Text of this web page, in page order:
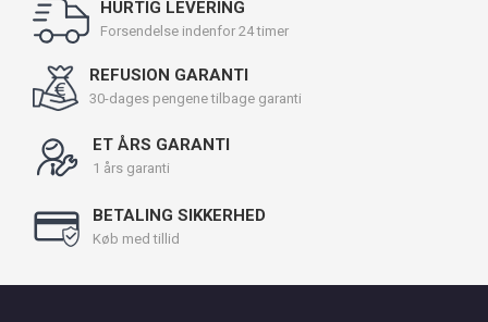
HURTIG LEVERING
Forsendelse indenfor 24 timer
REFUSION GARANTI
30-dages pengene tilbage garanti
ET ÅRS GARANTI
1 års garanti
BETALING SIKKERHED
Køb med tillid